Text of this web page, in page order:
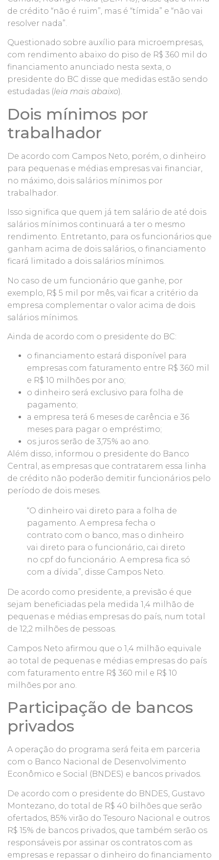
de crédito “não é ruim”, mas é “tímida” e “não vai
resolver nada”.
Questionado sobre auxílio para microempresas,
com rendimento abaixo do piso de R$ 360 mil do
financiamento anunciado nesta sexta, o
presidente do BC disse que medidas estão sendo
estudadas (leia mais abaixo).
Dois mínimos por
trabalhador
De acordo com Campos Neto, porém, o dinheiro
para pequenas e médias empresas vai financiar,
no máximo, dois salários mínimos por
trabalhador.
Isso significa que quem já tem salário de até dois
salários mínimos continuará a ter o mesmo
rendimento. Entretanto, para os funcionários que
ganham acima de dois salários, o financiamento
ficará limitado a dois salários mínimos.
No caso de um funcionário que ganhe, por
exemplo, R$ 5 mil por mês, vai ficar a critério da
empresa complementar o valor acima de dois
salários mínimos.
Ainda de acordo com o presidente do BC:
o financiamento estará disponível para
empresas com faturamento entre R$ 360 mil
e R$ 10 milhões por ano;
o dinheiro será exclusivo para folha de
pagamento;
a empresa terá 6 meses de carência e 36
meses para pagar o empréstimo;
os juros serão de 3,75% ao ano.
Além disso, informou o presidente do Banco
Central, as empresas que contratarem essa linha
de crédito não poderão demitir funcionários pelo
período de dois meses.
“O dinheiro vai direto para a folha de
pagamento. A empresa fecha o
contrato com o banco, mas o dinheiro
vai direto para o funcionário, cai direto
no cpf do funcionário. A empresa fica só
com a dívida”, disse Campos Neto.
De acordo como presidente, a previsão é que
sejam beneficiadas pela medida 1,4 milhão de
pequenas e médias empresas do país, num total
de 12,2 milhões de pessoas.
Campos Neto afirmou que o 1,4 milhão equivale
ao total de pequenas e médias empresas do país
com faturamento entre R$ 360 mil e R$ 10
milhões por ano.
Participação de bancos
privados
A operação do programa será feita em parceria
com o Banco Nacional de Desenvolvimento
Econômico e Social (BNDES) e bancos privados.
De acordo com o presidente do BNDES, Gustavo
Montezano, do total de R$ 40 bilhões que serão
ofertados, 85% virão do Tesouro Nacional e outros
R$ 15% de bancos privados, que também serão os
responsáveis por assinar os contratos com as
empresas e repassar o dinheiro do financiamento